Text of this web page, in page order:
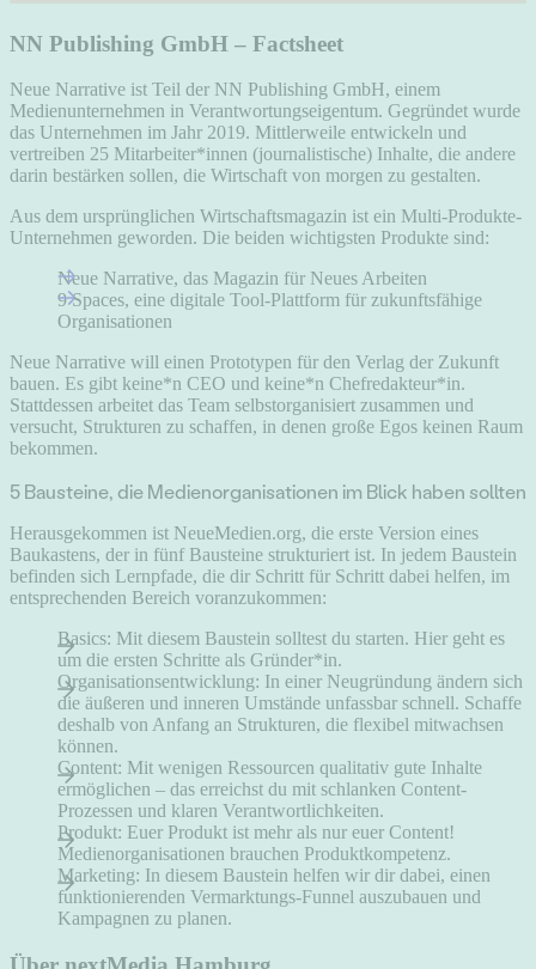
NN Publishing GmbH – Factsheet
Neue Narrative ist Teil der NN Publishing GmbH, einem
Medienunternehmen in Verantwortungseigentum. Gegründet wurde
das Unternehmen im Jahr 2019. Mittlerweile entwickeln und
vertreiben 25 Mitarbeiter*innen (journalistische) Inhalte, die andere
darin bestärken sollen, die Wirtschaft von morgen zu gestalten.
Aus dem ursprünglichen Wirtschaftsmagazin ist ein Multi-Produkte-
Unternehmen geworden. Die beiden wichtigsten Produkte sind:
Neue Narrative, das Magazin für Neues Arbeiten
9 Spaces, eine digitale Tool-Plattform für zukunftsfähige
Organisationen
Neue Narrative will einen Prototypen für den Verlag der Zukunft
bauen. Es gibt keine*n CEO und keine*n Chefredakteur*in.
Stattdessen arbeitet das Team selbstorganisiert zusammen und
versucht, Strukturen zu schaffen, in denen große Egos keinen Raum
bekommen.
5 Bausteine, die Medienorganisationen im Blick haben sollten
Herausgekommen ist NeueMedien.org, die erste Version eines
Baukastens, der in fünf Bausteine strukturiert ist. In jedem Baustein
befinden sich Lernpfade, die dir Schritt für Schritt dabei helfen, im
entsprechenden Bereich voranzukommen:
Basics: Mit diesem Baustein solltest du starten. Hier geht es
um die ersten Schritte als Gründer*in.
Organisationsentwicklung: In einer Neugründung ändern sich
die äußeren und inneren Umstände unfassbar schnell. Schaffe
deshalb von Anfang an Strukturen, die flexibel mitwachsen
können.
Content: Mit wenigen Ressourcen qualitativ gute Inhalte
ermöglichen – das erreichst du mit schlanken Content-
Prozessen und klaren Verantwortlichkeiten.
Produkt: Euer Produkt ist mehr als nur euer Content!
Medienorganisationen brauchen Produktkompetenz.
Marketing: In diesem Baustein helfen wir dir dabei, einen
funktionierenden Vermarktungs-Funnel auszubauen und
Kampagnen zu planen.